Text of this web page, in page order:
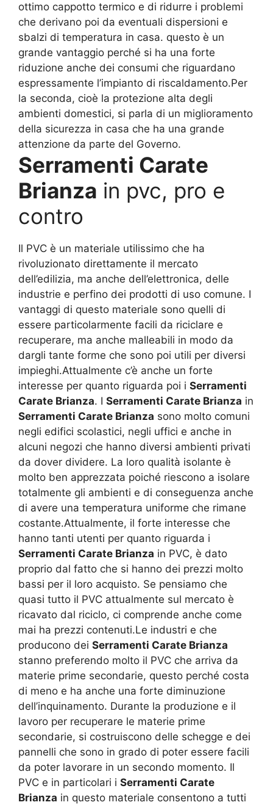
ottimo cappotto termico e di ridurre i problemi
che derivano poi da eventuali dispersioni e
sbalzi di temperatura in casa. questo è un
grande vantaggio perché si ha una forte
riduzione anche dei consumi che riguardano
espressamente l’impianto di riscaldamento.Per
la seconda, cioè la protezione alta degli
ambienti domestici, si parla di un miglioramento
della sicurezza in casa che ha una grande
attenzione da parte del Governo.
Serramenti Carate
Brianza in pvc, pro e
contro
Il PVC è un materiale utilissimo che ha
rivoluzionato direttamente il mercato
dell’edilizia, ma anche dell’elettronica, delle
industrie e perfino dei prodotti di uso comune. I
vantaggi di questo materiale sono quelli di
essere particolarmente facili da riciclare e
recuperare, ma anche malleabili in modo da
dargli tante forme che sono poi utili per diversi
impieghi.Attualmente c’è anche un forte
interesse per quanto riguarda poi i Serramenti
Carate Brianza. I Serramenti Carate Brianza in
Serramenti Carate Brianza sono molto comuni
negli edifici scolastici, negli uffici e anche in
alcuni negozi che hanno diversi ambienti privati
da dover dividere. La loro qualità isolante è
molto ben apprezzata poiché riescono a isolare
totalmente gli ambienti e di conseguenza anche
di avere una temperatura uniforme che rimane
costante.Attualmente, il forte interesse che
hanno tanti utenti per quanto riguarda i
Serramenti Carate Brianza in PVC, è dato
proprio dal fatto che si hanno dei prezzi molto
bassi per il loro acquisto. Se pensiamo che
quasi tutto il PVC attualmente sul mercato è
ricavato dal riciclo, ci comprende anche come
mai ha prezzi contenuti.Le industri e che
producono dei Serramenti Carate Brianza
stanno preferendo molto il PVC che arriva da
materie prime secondarie, questo perché costa
di meno e ha anche una forte diminuzione
dell’inquinamento. Durante la produzione e il
lavoro per recuperare le materie prime
secondarie, si costruiscono delle schegge e dei
pannelli che sono in grado di poter essere facili
da poter lavorare in un secondo momento. Il
PVC e in particolari i Serramenti Carate
Brianza in questo materiale consentono a tutti